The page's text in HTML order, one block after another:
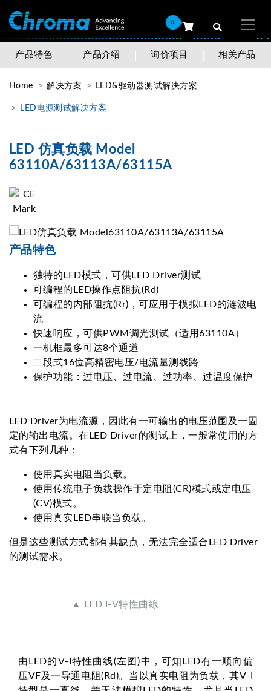
0
产品特色 产品介绍 询价项目 相关产品
Home 解决方案 LED&驱动器测试解决方案
LED电源测试解决方案
LED 仿真负载 Model
63110A/63113A/63115A
产品特色
独特的LED模式，可供LED Driver测试
可编程的LED操作点阻抗(Rd)
可编程的内部阻抗(Rr)，可应用于模拟LED的涟波电
流
快速响应，可供PWM调光测试（适用63110A）
一机框最多可达8个通道
二段式16位高精密电压/电流量测线路
保护功能：过电压、过电流、过功率、过温度保护
LED Driver为电流源，因此有一可输出的电压范围及一固
定的输出电流。在LED Driver的测试上，一般常使用的方
式有下列几种：
使用真实电阻当负载。
使用传统电子负载操作于定电阻(CR)模式或定电压
(CV)模式。
使用真实LED串联当负载。
但是这些测试方式都有其缺点，无法完全适合LED Driver
的测试需求。
▲ LED I-V特性曲線
由LED的V-I特性曲线(左图)中，可知LED有一顺向偏
压VF及一导通电阻(Rd)。当以真实电阻为负载，其V-I